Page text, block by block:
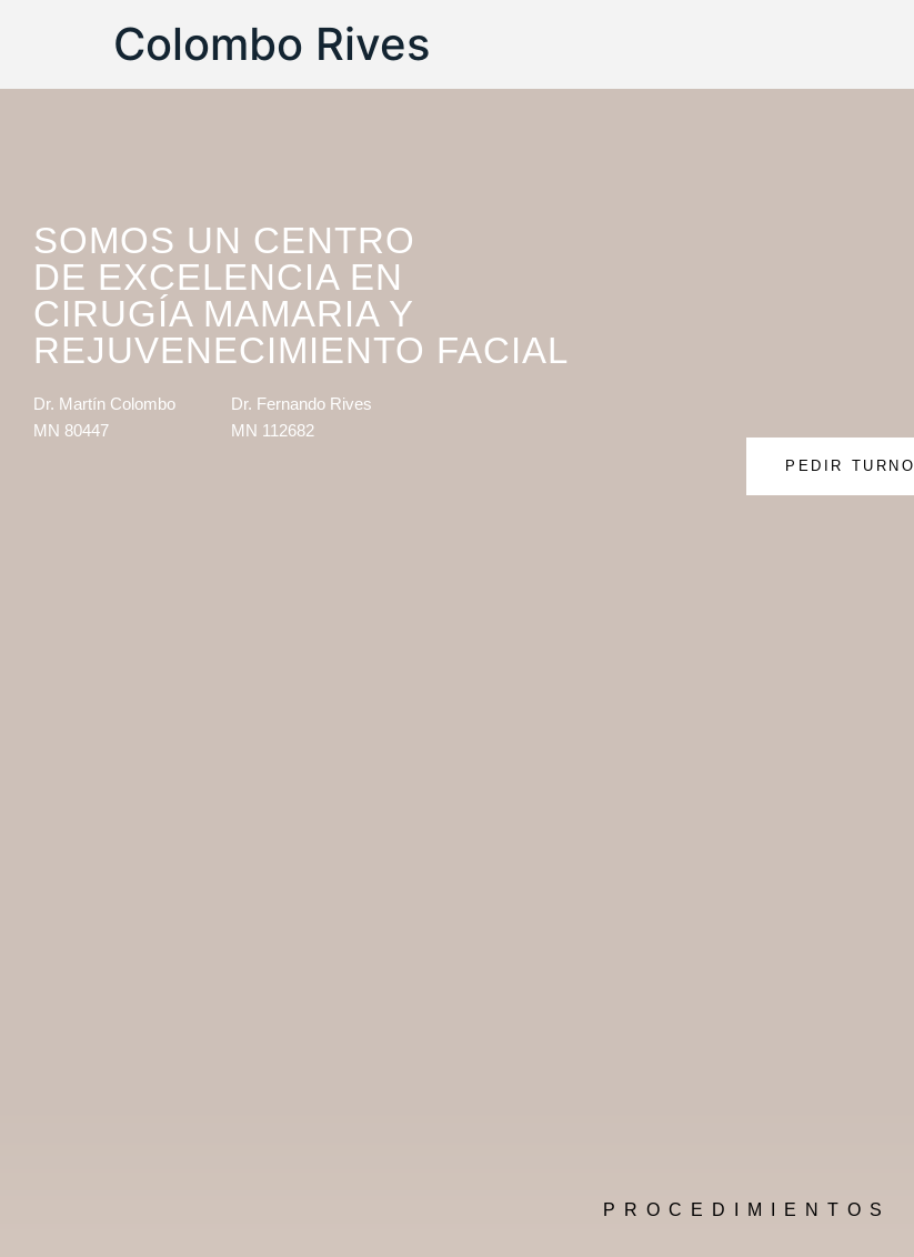
Colombo Rives
SOMOS UN CENTRO
DE EXCELENCIA EN
CIRUGÍA MAMARIA Y
REJUVENECIMIENTO FACIAL
Dr. Martín Colombo
MN 80447
Dr. Fernando Rives
MN 112682
PEDIR TURNO
PROCEDIMIENTOS